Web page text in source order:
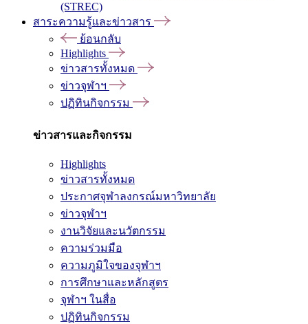
(STREC)
สาระความรู้และข่าวสาร
ย้อนกลับ
Highlights
ข่าวสารทั้งหมด
ข่าวจุฬาฯ
ปฏิทินกิจกรรม
ข่าวสารและกิจกรรม
Highlights
ข่าวสารทั้งหมด
ประกาศจุฬาลงกรณ์มหาวิทยาลัย
ข่าวจุฬาฯ
งานวิจัยและนวัตกรรม
ความร่วมมือ
ความภูมิใจของจุฬาฯ
การศึกษาและหลักสูตร
จุฬาฯ ในสื่อ
ปฏิทินกิจกรรม